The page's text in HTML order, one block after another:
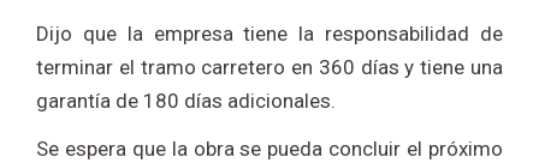
Dijo que la empresa tiene la responsabilidad de
terminar el tramo carretero en 360 días y tiene una
garantía de 180 días adicionales.
Se espera que la obra se pueda concluir el próximo